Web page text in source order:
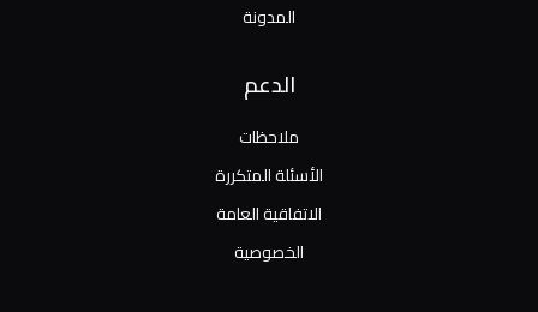
المدونة
الدعم
ملاحظات
الأسئلة المتكررة
الاتفاقية العامة
الخصوصية